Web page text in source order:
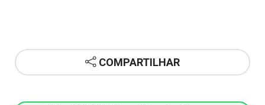
COMPARTILHAR